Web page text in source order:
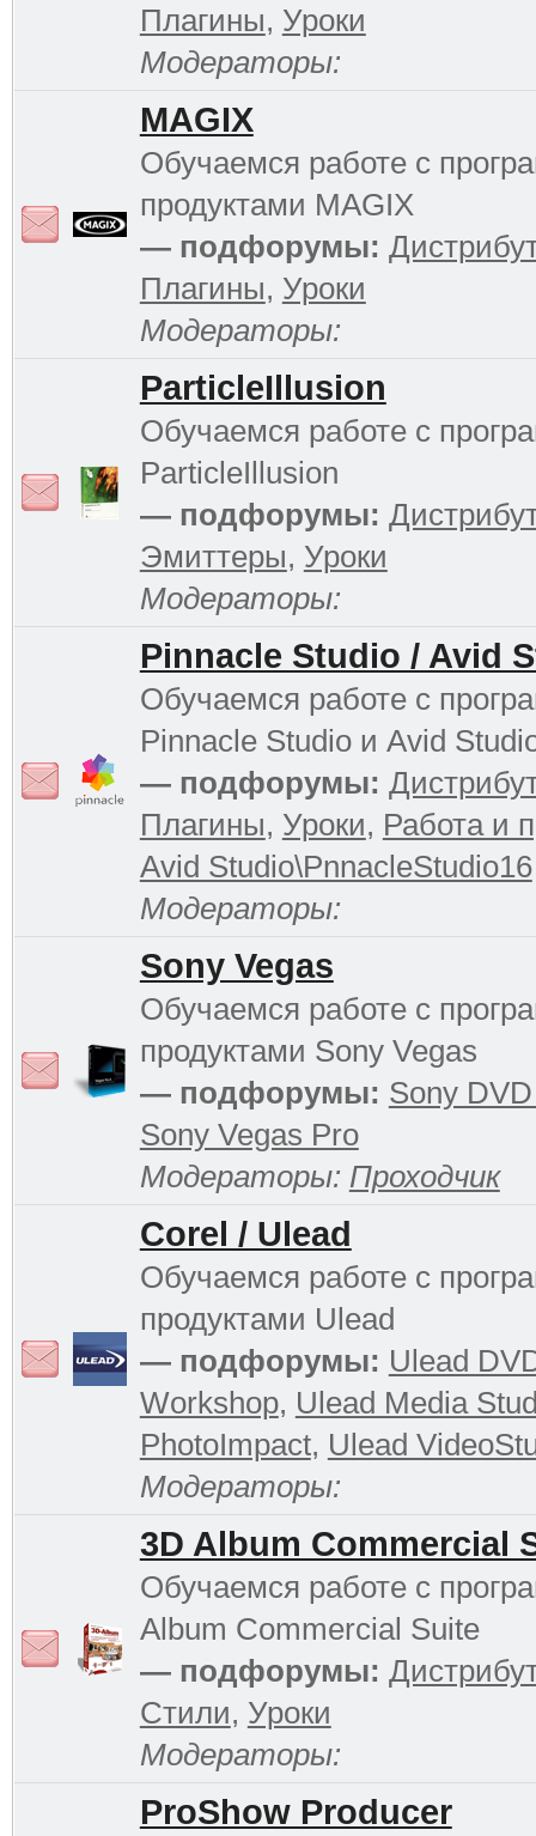
Плагины, Уроки
Модераторы:
MAGIX
Обучаемся работе с
продуктами MAGIX
— подфорумы:
Плагины, Уроки
Модераторы:
ParticleIllusion
Обучаемся работе с
ParticleIllusion
— подфорумы:
Эмиттеры, Уроки
Модераторы:
Pinnacle Studio / Avid
Обучаемся работе с
Pinnacle Studio и Avid
— подфорумы:
Плагины, Уроки, Работа и
Avid Studio\PnnacleStudio16
Модераторы:
Sony Vegas
Обучаемся работе с
продуктами Sony Vegas
— подфорумы: Sony
Sony Vegas Pro
Модераторы: Проходчик
Corel / Ulead
Обучаемся работе с
продуктами Ulead
— подфорумы: Ulead
Workshop, Ulead Media
PhotoImpact, Ulead
Модераторы:
3D Album Commercial
Обучаемся работе с
Album Commercial Suite
— подфорумы:
Стили, Уроки
Модераторы:
ProShow Producer